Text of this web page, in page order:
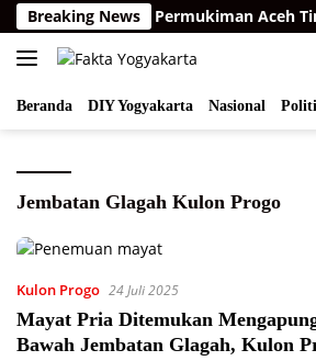
Langsung
ke
konten
Breaking News
Sumatra di Permukiman Aceh
Beranda DIY Yogyakarta Nasional
Jembatan Glagah Kulon Progo
Kulon Progo 24 Juli 2025
Mayat Pria Ditemukan
Bawah Jembatan Glagah, Kulon